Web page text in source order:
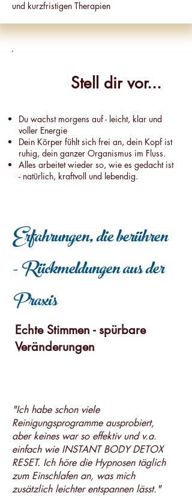
und kurzfristigen Therapien
Stell dir vor...
​​Du wachst morgens auf - leicht, klar und
voller Energie
Dein Körper fühlt sich frei an, dein Kopf ist
ruhig, dein ganzer Organismus im Fluss.
Alles arbeitet wieder so, wie es gedacht ist
- natürlich, kraftvoll und lebendig.
Erfahrungen, die berühren
- Rückmeldungen aus der
Praxis
Echte Stimmen - spürbare
Veränderungen
"Ich habe schon viele
Reinigungsprogramme ausprobiert,
aber keines war so effektiv und v.a.
einfach wie INSTANT BODY DETOX
RESET. Ich höre die Hypnosen täglich
zum Einschlafen an, was mich
zusätzlich leichter entspannen lässt."